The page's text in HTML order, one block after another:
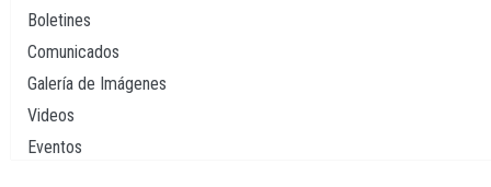
Boletines
Comunicados
Galería de Imágenes
Videos
Eventos